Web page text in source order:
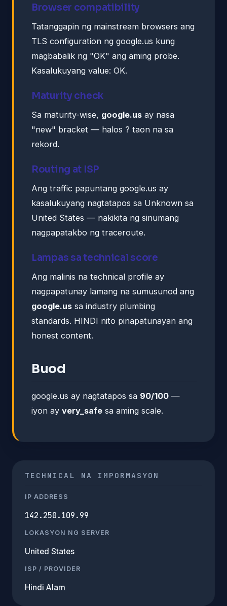
Browser compatibility
Tatanggapin ng mainstream browsers ang
TLS configuration ng google.us kung
magbabalik ng "OK" ang aming probe.
Kasalukuyang value: OK.
Maturity check
Sa maturity-wise, google.us ay nasa
"new" bracket — halos ? taon na sa
rekord.
Routing at ISP
Ang traffic papuntang google.us ay
kasalukuyang nagtatapos sa Unknown sa
United States — nakikita ng sinumang
nagpapatakbo ng traceroute.
Lampas sa technical score
Ang malinis na technical profile ay
nagpapatunay lamang na sumusunod ang
google.us sa industry plumbing
standards. HINDI nito pinapatunayan ang
honest content.
Buod
google.us ay nagtatapos sa 90/100 —
iyon ay very_safe sa aming scale.
TECHNICAL NA IMPORMASYON
IP ADDRESS
142.250.109.99
LOKASYON NG SERVER
United States
ISP / PROVIDER
Hindi Alam